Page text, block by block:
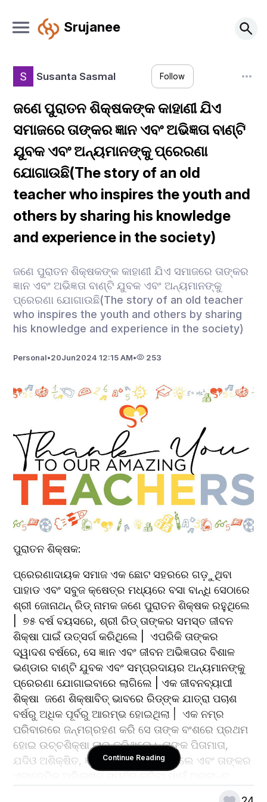
Srujanee
Susanta Sasmal Follow
ଜଣେ ପୁରାତନ ଶିକ୍ଷକଙ୍କ କାହାଣୀ ଯିଏ
ସମାଜରେ ତାଙ୍କର ଜ୍ଞାନ ଏବଂ ଅଭିଜ୍ଞତା ବାଣ୍ଟି
ଯୁବକ ଏବଂ ଅନ୍ୟମାନଙ୍କୁ ପ୍ରେରଣା
ଯୋଗାଉଛି(The story of an old
teacher who inspires the youth and
others by sharing his knowledge
and experience in the society)
ଜଣେ ପୁରାତନ ଶିକ୍ଷକଙ୍କ କାହାଣୀ ଯିଏ ସମାଜରେ ତାଙ୍କର
ଜ୍ଞାନ ଏବଂ ଅଭିଜ୍ଞତା ବାଣ୍ଟି ଯୁବକ ଏବଂ ଅନ୍ୟମାନଙ୍କୁ
ପ୍ରେରଣା ଯୋଗାଉଛି(The story of an old teacher
who inspires the youth and others by sharing
his knowledge and experience in the society)
Personal•20Jun2024 12:15 AM• 253
ପୁରାତନ ଶିକ୍ଷକ:
ପ୍ରେରଣାଦାୟକ ସମାଜ ଏକ ଛୋଟ ସହରରେ ଗଡ଼ୁଥିବା
ପାହାଡ ଏବଂ ସବୁଜ କ୍ଷେତ୍ର ମଧ୍ୟରେ ବସା ବାନ୍ଧି ସେଠାରେ
ଶ୍ରୀ ଜୋନାଥନ୍ ରିଡ୍ ନାମକ ଜଣେ ପୁରାତନ ଶିକ୍ଷକ ରହୁଥିଲେ
|  ୭୫ ବର୍ଷ ବୟସରେ, ଶ୍ରୀ ରିଡ୍ ତାଙ୍କର ସମସ୍ତ ଜୀବନ
ଶିକ୍ଷା ପାଇଁ ଉତ୍ସର୍ଗ କରିଥିଲେ |  ଏପରିକି ତାଙ୍କର
ଦ୍ୱାଦଶ ବର୍ଷରେ, ସେ ଜ୍ଞାନ ଏବଂ ଜୀବନ ଅଭିଜ୍ଞତାର ବିଶାଳ
ଭଣ୍ଡାର ବାଣ୍ଟି ଯୁବକ ଏବଂ ସମ୍ପ୍ରଦାୟର ଅନ୍ୟମାନଙ୍କୁ
ପ୍ରେରଣା ଯୋଗାଇବାରେ ଲାଗିଲେ | ଏକ ଜୀବନବ୍ୟାପୀ
ଶିକ୍ଷା  ଜଣେ ଶିକ୍ଷାବିତ୍ ଭାବରେ ରିଡ୍ଙ୍କ ଯାତ୍ରା ପଚାଶ
ବର୍ଷରୁ ଅଧିକ ପୂର୍ବରୁ ଆରମ୍ଭ ହୋଇଥିଲା |  ଏକ ନମ୍ର
ପରିବାରରେ ଜନ୍ମଗ୍ରହଣ କରି ସେ ତାଙ୍କ ବଂଶରେ ପ୍ରଥମ
ହୋଇ ଉଚ୍ଚଶିକ୍ଷା ଲାଭ କରିଥିଲେ।  ତାଙ୍କ ପିତାମାତା,
ଯଦିଓ ଅଶିକ୍ଷିତ, ଜ୍ଞାନର ମୂଲ୍ୟକୁ ଚିହ୍ନିଥିଲେ ଏବଂ ତାଙ୍କର
Continue Reading